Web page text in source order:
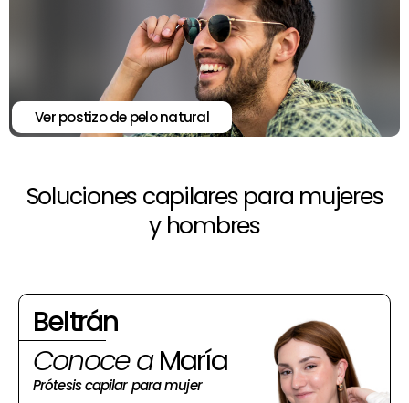
Ver postizo de pelo natural
Soluciones capilares para mujeres
y hombres
Beltrán
Conoce aMaría
Prótesis capilar para mujer